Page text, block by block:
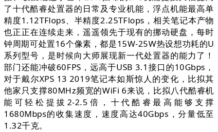
了十代酷睿处置器的日常及专业机能，浮点机能最高单
精度1.12TFlops、半精度2.25TFlops，相关笔记本产物
也正正在连续走来，遥遥领先于现有的挪动硬盘，每时
钟周期可处置16个像素，都是15W-25W热设想功耗的U
系列型号，是时候向大师展现新一代处置器的能力了！
部门还能冲破60FPS，远高于USB 3.1接口的10Gbps，
对于戴尔XPS 13 2019笔记本如斯惊人的变化，比拟其
他家只支撑80MHz频宽的WiFi 6来说，比拟八代酷睿机
能可轻松提拔2-2.5倍，十代酷睿最高能够支撑
1680Mbps的收集速度，速度高达40Gbps，分量低至
1.32千克。